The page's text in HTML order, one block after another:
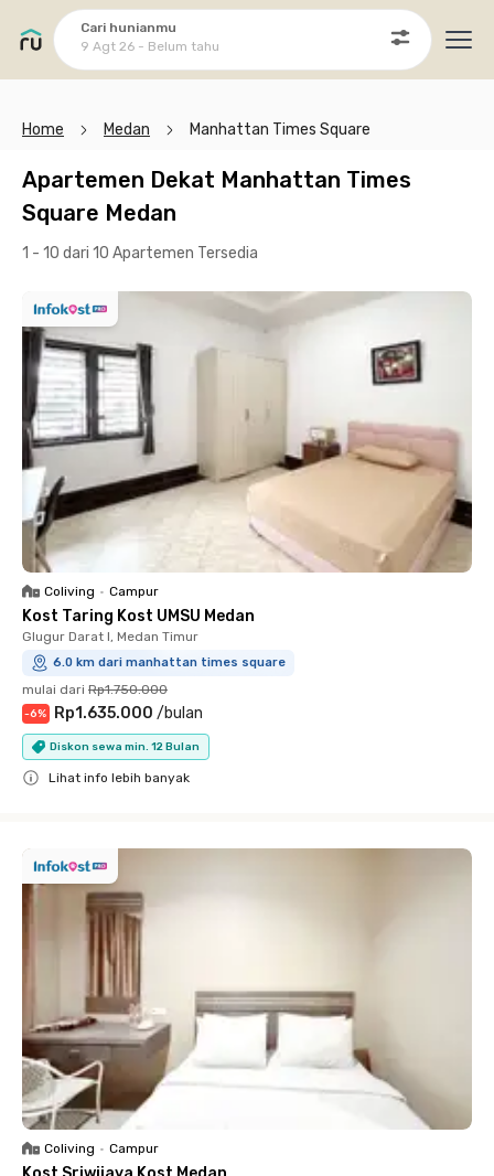
Cari hunianmu
9 Agt 26 - Belum tahu
Home Medan Manhattan Times Square
Apartemen Dekat Manhattan Times
Square Medan
1 - 10 dari 10 Apartemen Tersedia
Coliving • Campur
Kost Taring Kost UMSU Medan
Glugur Darat I, Medan Timur
6.0 km dari manhattan times square
mulai dari Rp1.750.000
-6% Rp1.635.000 /bulan
Diskon sewa min. 12 Bulan
Lihat info lebih banyak
Coliving • Campur